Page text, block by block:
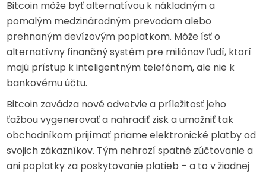
Bitcoin môže byť alternatívou k nákladným a
pomalým medzinárodným prevodom alebo
prehnaným devízovým poplatkom. Môže ísť o
alternatívny finančný systém pre miliónov ľudí, ktorí
majú prístup k inteligentným telefónom, ale nie k
bankovému účtu.
Bitcoin zavádza nové odvetvie a príležitosť jeho
ťažbou vygenerovať a nahradiť zisk a umožniť tak
obchodníkom prijímať priame elektronické platby od
svojich zákazníkov. Tým nehrozí spätné zúčtovanie a
ani poplatky za poskytovanie platieb – a to v žiadnej